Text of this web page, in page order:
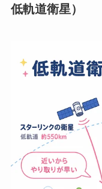
低軌道衛星）